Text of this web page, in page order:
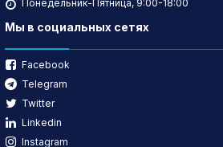
Понедельник-Пятница, 9:00-18:00
Мы в социальных сетях
Facebook
Telegram
Twitter
Linkedin
Instagram